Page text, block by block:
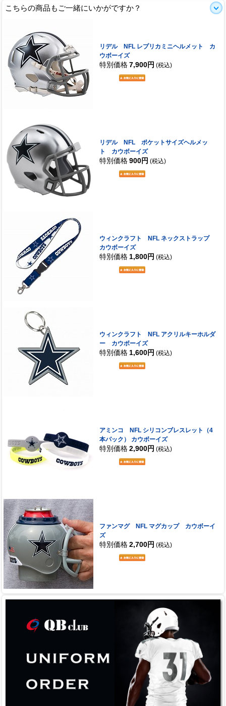
こちらの商品もご一緒にいかがですか？
リデル NFL レプリカミニヘルメット カ
ウボーイズ
特別価格 7,900円 (税込)
リデル NFL ポケットサイズヘルメッ
ト カウボーイズ
特別価格 900円 (税込)
ウィンクラフト NFL ネックストラップ
カウボーイズ
特別価格 1,800円 (税込)
ウィンクラフト NFL アクリルキーホルダ
ー カウボーイズ
特別価格 1,600円 (税込)
アミンコ NFL シリコンブレスレット（4
本パック） カウボーイズ
特別価格 2,900円 (税込)
ファンマグ NFL マグカップ カウボーイ
ズ
特別価格 2,700円 (税込)